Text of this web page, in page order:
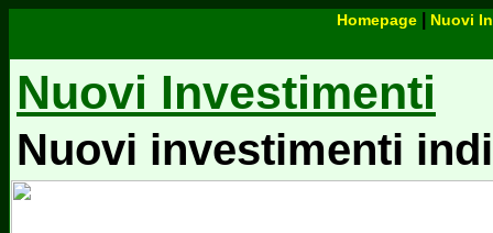
Homepage Nuovi
Nuovi Investimenti
Nuovi investimenti